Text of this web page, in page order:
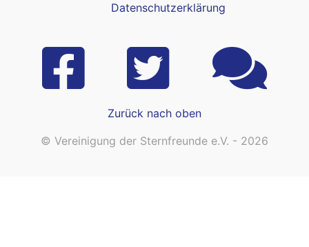
Datenschutzerklärung
Zurück nach oben
© Vereinigung der Sternfreunde e.V. - 2026